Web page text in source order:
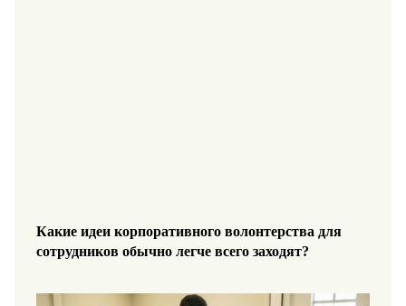
Какие идеи корпоративного волонтерства для
сотрудников обычно легче всего заходят?